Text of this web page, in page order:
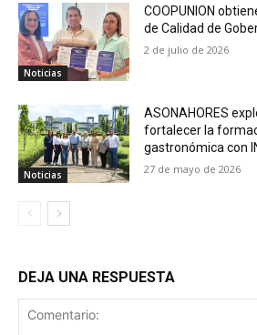
Noticias
COOPUNION
de Calidad de
2 de julio de 2026
Noticias
ASONAHORES
fortalecer la
gastronómica con
27 de mayo de 2026
DEJA UNA RESPUESTA